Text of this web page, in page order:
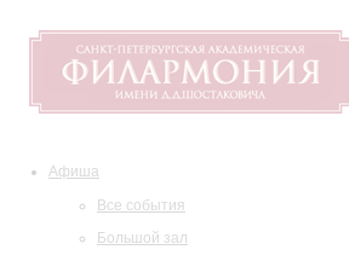
Афиша
Все события
Большой зал